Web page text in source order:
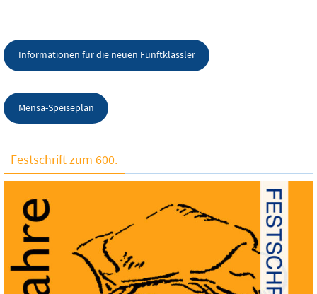
Informationen für die neuen Fünftklässler
Mensa-Speiseplan
Festschrift zum 600.